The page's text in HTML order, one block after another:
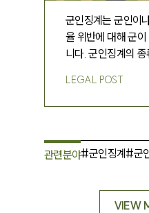
군인징계는 군인이
율 위반에 대해 군
니다. 군인징계의
LEGAL POST
관련분야#군인징계#군
VIEW